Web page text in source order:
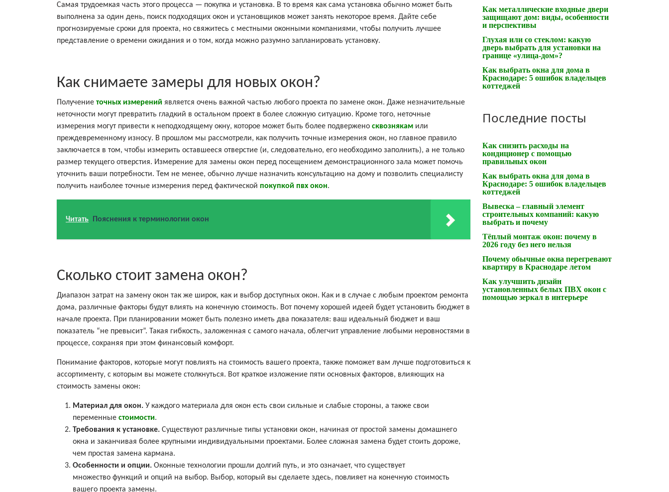
Самая трудоемкая часть этого процесса — покупка и установка. В то время как сама установка обычно может быть
выполнена за один день, поиск подходящих окон и установщиков может занять некоторое время. Дайте себе
прогнозируемые сроки для проекта, но свяжитесь с местными оконными компаниями, чтобы получить лучшее
представление о времени ожидания и о том, когда можно разумно запланировать установку.
Как снимаете замеры для новых окон?
Получение точных измерений является очень важной частью любого проекта по замене окон. Даже незначительные
неточности могут превратить гладкий в остальном проект в более сложную ситуацию. Кроме того, неточные
измерения могут привести к неподходящему окну, которое может быть более подвержено сквознякам или
преждевременному износу. В прошлом мы рассмотрели, как получить точные измерения окон, но главное правило
заключается в том, чтобы измерить оставшееся отверстие (и, следовательно, его необходимо заполнить), а не только
размер текущего отверстия. Измерение для замены окон перед посещением демонстрационного зала может помочь
уточнить ваши потребности. Тем не менее, обычно лучше назначить консультацию на дому и позволить специалисту
получить наиболее точные измерения перед фактической покупкой пвх окон.
Читать Пояснения к терминологии окон
Сколько стоит замена окон?
Диапазон затрат на замену окон так же широк, как и выбор доступных окон. Как и в случае с любым проектом ремонта
дома, различные факторы будут влиять на конечную стоимость. Вот почему хорошей идеей будет установить бюджет в
начале проекта. При планировании может быть полезно иметь два показателя: ваш идеальный бюджет и ваш
показатель “не превысит”. Такая гибкость, заложенная с самого начала, облегчит управление любыми неровностями в
процессе, сохраняя при этом финансовый комфорт.
Понимание факторов, которые могут повлиять на стоимость вашего проекта, также поможет вам лучше подготовиться к
ассортименту, с которым вы можете столкнуться. Вот краткое изложение пяти основных факторов, влияющих на
стоимость замены окон:
Материал для окон. У каждого материала для окон есть свои сильные и слабые стороны, а также свои
переменные стоимости.
Требования к установке. Существуют различные типы установки окон, начиная от простой замены домашнего
окна и заканчивая более крупными индивидуальными проектами. Более сложная замена будет стоить дороже,
чем простая замена кармана.
Особенности и опции. Оконные технологии прошли долгий путь, и это означает, что существует
множество функций и опций на выбор. Выбор, который вы сделаете здесь, повлияет на конечную стоимость
вашего проекта замены.
Как металлические входные двери
защищают дом: виды, особенности
и перспективы
Глухая или со стеклом: какую
дверь выбрать для установки на
границе «улица-дом»?
Как выбрать окна для дома в
Краснодаре: 5 ошибок владельцев
коттеджей
Последние посты
Как снизить расходы на
кондиционер с помощью
правильных окон
Как выбрать окна для дома в
Краснодаре: 5 ошибок владельцев
коттеджей
Вывеска – главный элемент
строительных компаний: какую
выбрать и почему
Тёплый монтаж окон: почему в
2026 году без него нельзя
Почему обычные окна перегревают
квартиру в Краснодаре летом
Как улучшить дизайн
установленных белых ПВХ окон с
помощью зеркал в интерьере